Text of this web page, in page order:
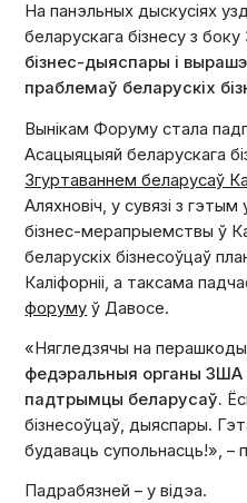
На панэльных дыскусіях
беларускага бізнесу з
бізнес-дыяспары і
праблемаў беларускіх
Вынікам Форуму стала
Асацыяцыяй беларускага
Згуртаваннем беларусаў
Аляхновіч, у сувязі з
бізнес-мерапрыемствы ў
беларускіх бізнесоўцаў
Каліфорніі, а таксама
форуму ў Давосе.
«Нягледзячы на
федэральныя органы ЗША
падтрымцы беларусаў.
бізнесоўцаў, дыяспары.
будаваць супольнасць!», –
Падрабязней – у відэа.